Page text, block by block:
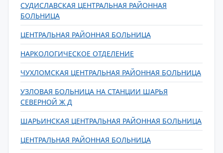
СУДИСЛАВСКАЯ ЦЕНТРАЛЬНАЯ РАЙОННАЯ
БОЛЬНИЦА
ЦЕНТРАЛЬНАЯ РАЙОННАЯ БОЛЬНИЦА
НАРКОЛОГИЧЕСКОЕ ОТДЕЛЕНИЕ
ЧУХЛОМСКАЯ ЦЕНТРАЛЬНАЯ РАЙОННАЯ БОЛЬНИЦА
УЗЛОВАЯ БОЛЬНИЦА НА СТАНЦИИ ШАРЬЯ
СЕВЕРНОЙ Ж Д
ШАРЬИНСКАЯ ЦЕНТРАЛЬНАЯ РАЙОННАЯ БОЛЬНИЦА
ЦЕНТРАЛЬНАЯ РАЙОННАЯ БОЛЬНИЦА